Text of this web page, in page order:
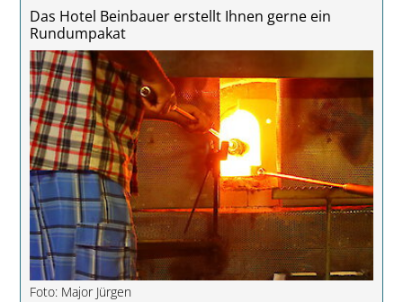
Das Hotel Beinbauer erstellt Ihnen gerne ein
Rundumpakat
Foto: Major Jürgen